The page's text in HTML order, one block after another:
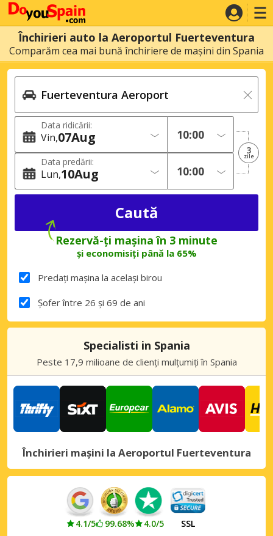
Închirieri auto la Aeroportul Fuerteventura
Comparăm cea mai bună închiriere de mașini din Spania
Data ridicării:
Vin 07Aug
Data predării:
Lun 10Aug
3
zile
Rezervă-ți mașina în 3 minute
și economisiți până la 65%
Predați mașina la același birou
Șofer între 26 și 69 de ani
Specialisti in Spania
Peste 17,9 milioane de clienți mulțumiți în Spania
Închirieri mașini la Aeroportul Fuerteventura
4.1/5 99.68% 4.0/5 SSL